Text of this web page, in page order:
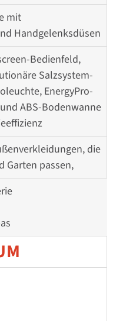
mit
Handgelenksdüsen
Bedienfeld,
Salzsystem-
EnergyPro-
ABS-Bodenwanne
die
Garten passen,